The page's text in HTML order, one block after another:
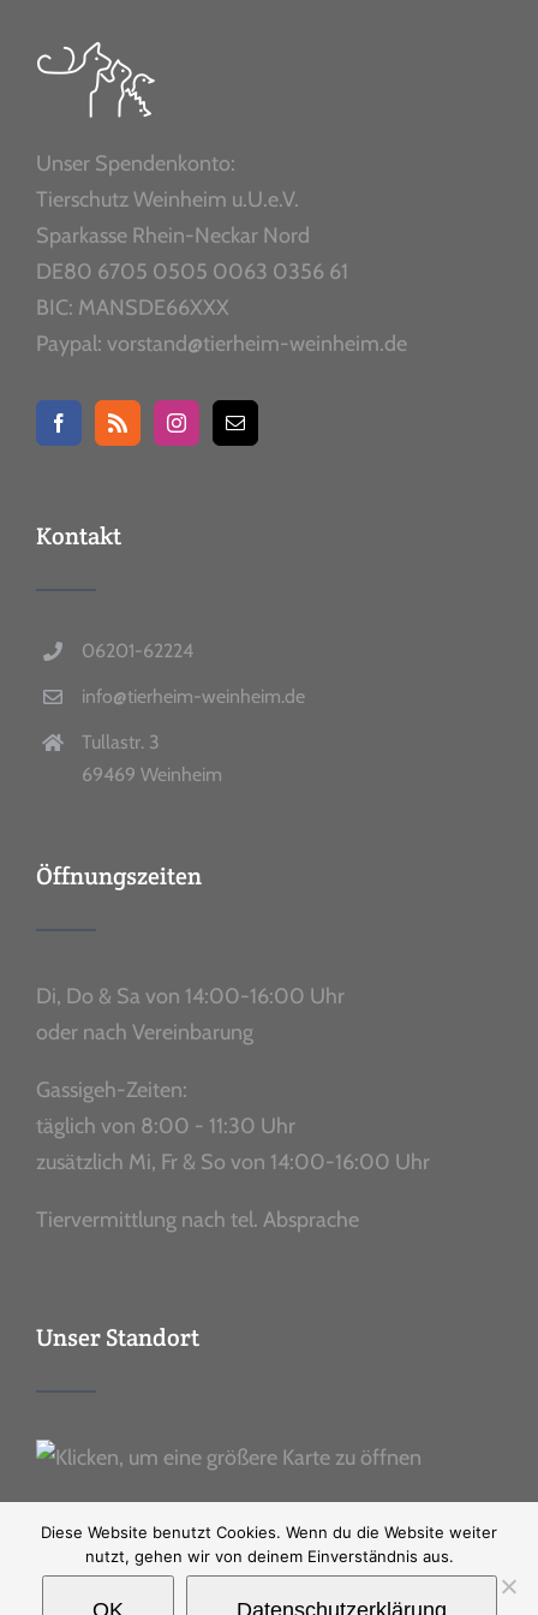
Unser Spendenkonto:
Tierschutz Weinheim u.U.e.V.
Sparkasse Rhein-Neckar Nord
DE80 6705 0505 0063 0356 61
BIC: MANSDE66XXX
Paypal: vorstand@tierheim-weinheim.de
Kontakt
06201-62224
info@tierheim-weinheim.de
Tullastr. 3
69469 Weinheim
Öffnungszeiten
Di, Do & Sa von 14:00-16:00 Uhr
oder nach Vereinbarung
Gassigeh-Zeiten:
täglich von 8:00 - 11:30 Uhr
zusätzlich Mi, Fr & So von 14:00-16:00 Uhr
Tiervermittlung nach tel. Absprache
Unser Standort
Diese Website benutzt Cookies. Wenn du die Website weiter
nutzt, gehen wir von deinem Einverständnis aus.
OK Datenschutzerklärung